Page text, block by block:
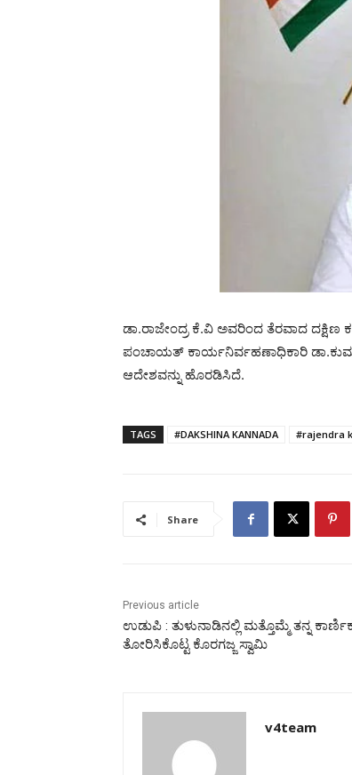
ಡಾ.ರಾಜೇಂದ್ರ ಕೆ.ವಿ ಅವರಿಂದ ತೆರವಾದ ದಕ್ಷಿಣ
ಪಂಚಾಯತ್ ಕಾರ್ಯನಿರ್ವಹಣಾಧಿಕಾರಿ
ಆದೇಶವನ್ನು ಹೊರಡಿಸಿದೆ.
TAGS #DAKSHINA KANNADA #rajendra
Share
Previous article
ಉಡುಪಿ : ತುಳುನಾಡಿನಲ್ಲಿ ಮತ್ತೊಮ್ಮೆ ತನ್ನ
ತೋರಿಸಿಕೊಟ್ಟ ಕೊರಗಜ್ಜ ಸ್ವಾಮಿ
v4team